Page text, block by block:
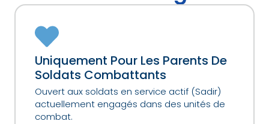
Uniquement Pour Les Parents De
Soldats Combattants
Ouvert aux soldats en service actif (Sadir)
actuellement engagés dans des unités de
combat.